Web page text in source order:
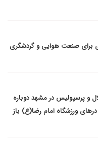
برای صنعت هوایی و گردشگری
و پرسپولیس در مشهد دوباره
ورزشگاه امام رضا(ع) باز